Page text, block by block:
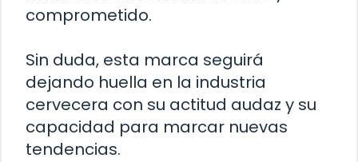
comprometido.
Sin duda, esta marca seguirá
dejando huella en la industria
cervecera con su actitud audaz y su
capacidad para marcar nuevas
tendencias.